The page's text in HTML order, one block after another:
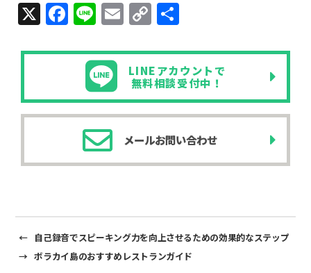
X
F
c
b
o
k
Li
e
E
ail
C
p
y
Li
n
k
LINEアカウントで
無料相談受付中！
メールお問い合わせ
← 自己録音でスピーキング力を向上させるための効果的なステップ
→ ボラカイ島のおすすめレストランガイド